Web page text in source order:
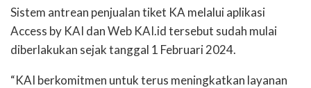
Sistem antrean penjualan tiket KA melalui aplikasi
Access by KAI dan Web KAI.id tersebut sudah mulai
diberlakukan sejak tanggal 1 Februari 2024.
“KAI berkomitmen untuk terus meningkatkan layanan